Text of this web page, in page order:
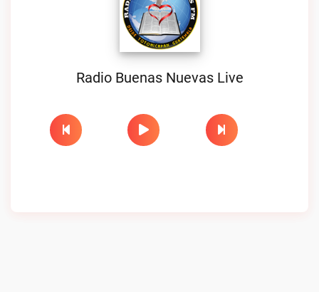
Radio Buenas Nuevas Live